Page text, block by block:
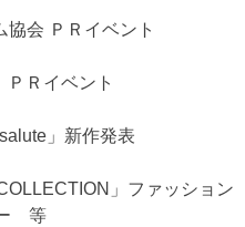
協会 ＰＲイベント
ＰＲイベント
」新作発表
」ファッション
等